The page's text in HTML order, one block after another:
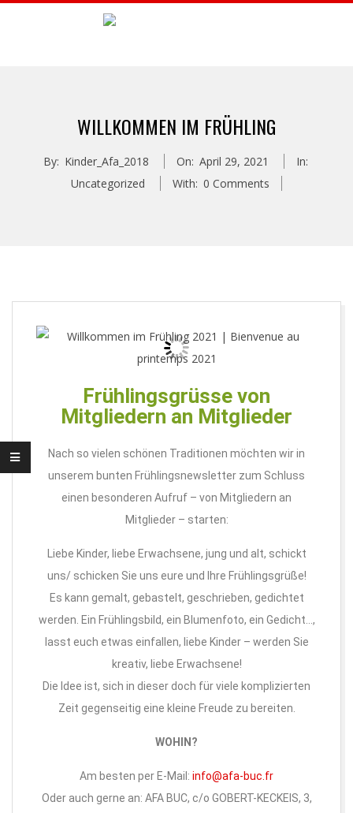
C
WILLKOMMEN IM FRÜHLING
By: Kinder_Afa_2018 On: April 29, 2021
In:
Uncategorized
With: 0 Comments
Frühlingsgrüsse von
Mitgliedern an Mitglieder
Nach so vielen schönen Traditionen möchten wir in
unserem bunten Frühlingsnewsletter zum Schluss
einen besonderen Aufruf – von Mitgliedern an
Mitglieder – starten:
Liebe Kinder, liebe Erwachsene, jung und alt, schickt
uns/ schicken Sie uns eure und Ihre Frühlingsgrüße!
Es kann gemalt, gebastelt, geschrieben, gedichtet
werden. Ein Frühlingsbild, ein Blumenfoto, ein Gedicht…,
lasst euch etwas einfallen, liebe Kinder – werden Sie
kreativ, liebe Erwachsene!
Die Idee ist, sich in dieser doch für viele komplizierten
Zeit gegenseitig eine kleine Freude zu bereiten.
WOHIN?
Am besten per E-Mail: info@afa-buc.fr
Oder auch gerne an: AFA BUC, c/o GOBERT-KECKEIS, 3,